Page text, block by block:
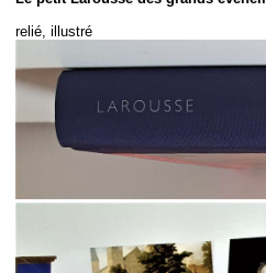
relié, illustré